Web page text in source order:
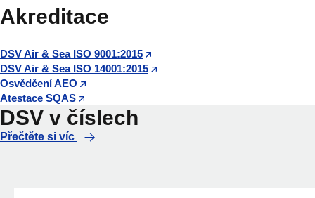
Akreditace
DSV Air & Sea ISO 9001:2015
DSV Air & Sea ISO 14001:2015
Osvědčení AEO
Atestace SQAS
DSV v číslech
Přečtěte si víc